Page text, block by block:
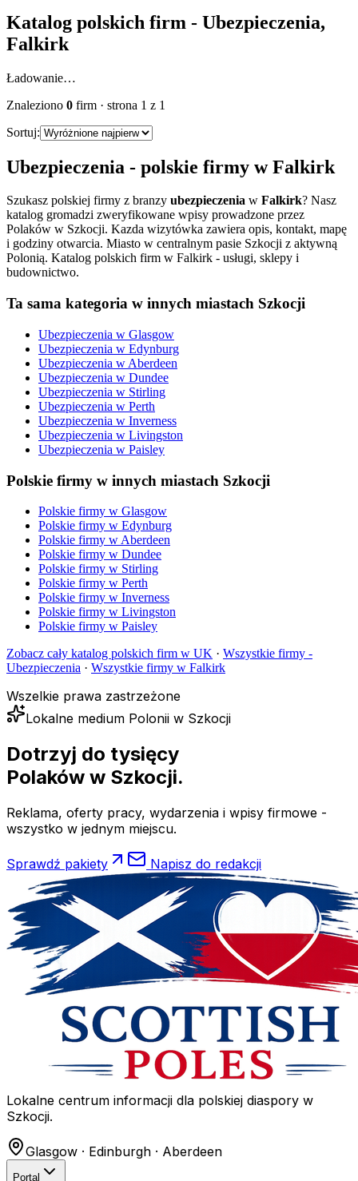
Katalog polskich firm - Ubezpieczenia,
Falkirk
Ładowanie…
Znaleziono 0 firm · strona 1 z 1
Sortuj:
Ubezpieczenia - polskie firmy wFalkirk
Szukasz polskiej firmy z branzy ubezpieczenia w Falkirk? Nasz
katalog gromadzi zweryfikowane wpisy prowadzone przez
Polaków w Szkocji. Kazda wizytówka zawiera opis, kontakt, mapę
i godziny otwarcia. Miasto w centralnym pasie Szkocji z aktywną
Polonią. Katalog polskich firm w Falkirk - usługi, sklepy i
budownictwo.
Ta sama kategoria w innych miastach Szkocji
Ubezpieczenia w Glasgow
Ubezpieczenia w Edynburg
Ubezpieczenia w Aberdeen
Ubezpieczenia w Dundee
Ubezpieczenia w Stirling
Ubezpieczenia w Perth
Ubezpieczenia w Inverness
Ubezpieczenia w Livingston
Ubezpieczenia w Paisley
Polskie firmy w innych miastach Szkocji
Polskie firmy w Glasgow
Polskie firmy w Edynburg
Polskie firmy w Aberdeen
Polskie firmy w Dundee
Polskie firmy w Stirling
Polskie firmy w Perth
Polskie firmy w Inverness
Polskie firmy w Livingston
Polskie firmy w Paisley
Zobacz cały katalog polskich firm w UK · Wszystkie firmy -
Ubezpieczenia · Wszystkie firmy w Falkirk
Wszelkie prawa zastrzeżone
Lokalne medium Polonii w Szkocji
Dotrzyj do tysięcy
Polaków w Szkocji.
Reklama, oferty pracy, wydarzenia i wpisy firmowe -
wszystko w jednym miejscu.
Sprawdź pakiety Napisz do redakcji
Lokalne centrum informacji dla polskiej diaspory w
Szkocji.
Glasgow · Edinburgh · Aberdeen
Portal